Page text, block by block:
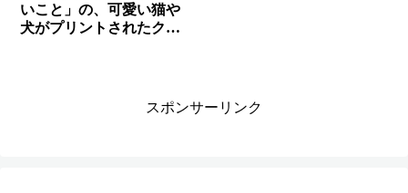
いこと」の、可愛い猫や
犬がプリントされたクッ
スポンサーリンク